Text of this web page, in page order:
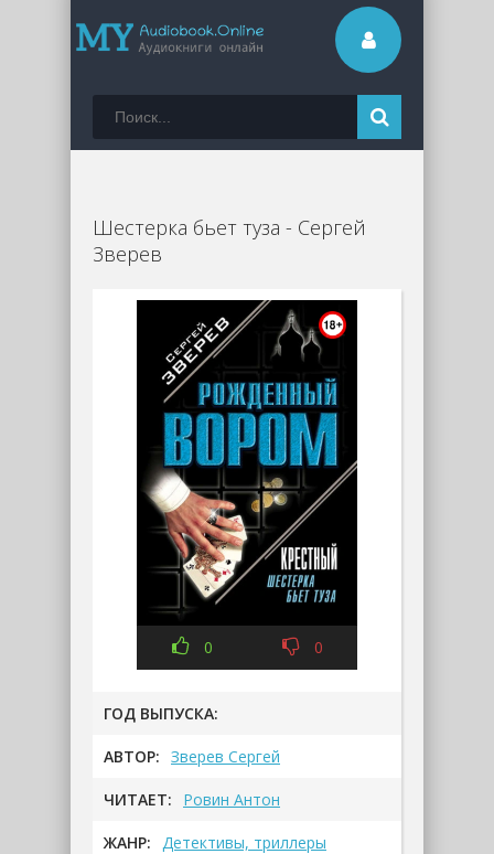
Шестерка бьет туза - Сергей
Зверев
0 0
ГОД ВЫПУСКА:
АВТОР: Зверев Сергей
ЧИТАЕТ: Ровин Антон
ЖАНР: Детективы, триллеры